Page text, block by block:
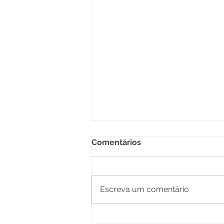
Comentários
Escreva um comentário